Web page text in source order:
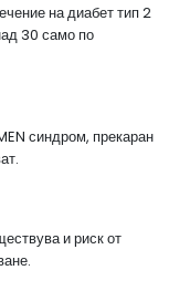
на диабет тип 2
30 само по
синдром, прекаран
и риск от